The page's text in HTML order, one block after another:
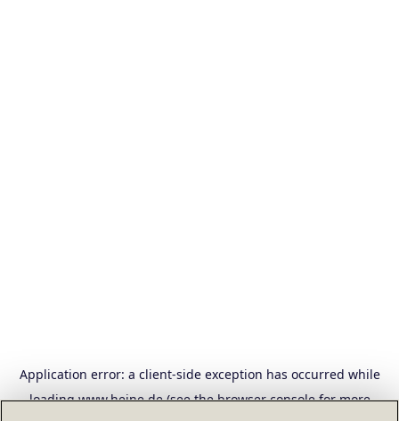
Application error: a client-side exception has occurred while
loadingwww.heine.de(see the browser consolefor more